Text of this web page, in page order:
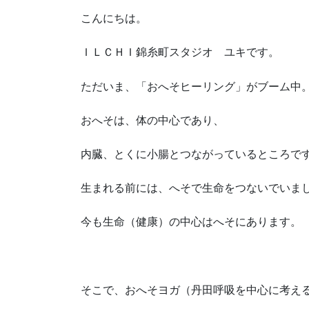
こんにちは。
ＩＬＣＨＩ錦糸町スタジオ ユキです。
ただいま、「おへそヒーリング」がブーム中。
おへそは、体の中心であり、
内臓、とくに小腸とつながっているところです
生まれる前には、へそで生命をつないでいま
今も生命（健康）の中心はへそにあります。
そこで、おへそヨガ（丹田呼吸を中心に考え